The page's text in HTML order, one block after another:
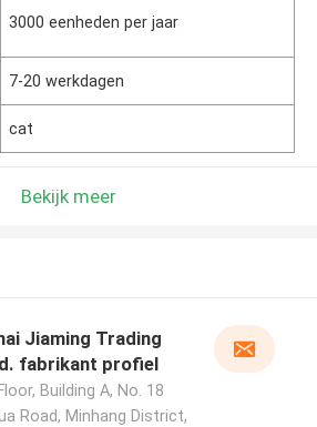
3000 eenheden per jaar
7-20 werkdagen
cat
Bekijk meer
Jiaming Trading
fabrikant profiel
Building A, No. 18
Road, Minhang District,